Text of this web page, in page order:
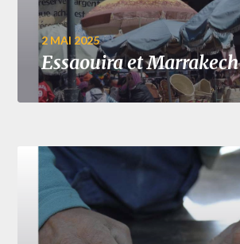
2 MAI 2025
Essaouira et Marrakech